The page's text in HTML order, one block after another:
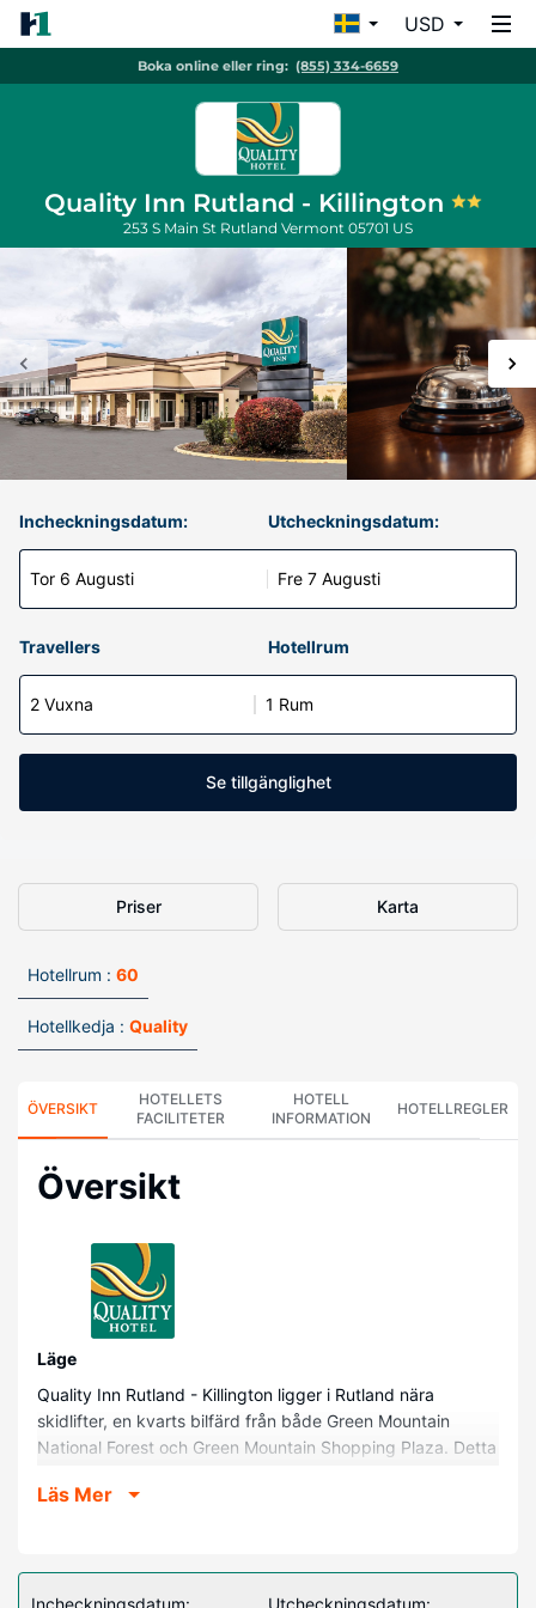
USD
Boka online eller ring: (855) 334-6659
Quality Inn Rutland - Killington
253 S Main St Rutland Vermont 05701 US
Incheckningsdatum:
Tor 6 Augusti
Utcheckningsdatum:
Fre 7 Augusti
Travellers Hotellrum
2 Vuxna 1 Rum
Se tillgänglighet
Priser Karta
Hotellrum : 60
Hotellkedja : Quality
ÖVERSIKT
HOTELLETS
FACILITETER
HOTELL
INFORMATION
HOTELLREGLER
Översikt
Läge
Quality Inn Rutland - Killington ligger i Rutland nära
skidlifter, en kvarts bilfärd från både Green Mountain
National Forest och Green Mountain Shopping Plaza. Detta
Vermont State Fairgrounds.
Känn dig som hemma i ett av de 60 luftkonditionerade
rummen. Sängen i ditt rum har bäddmadrass. Satellit-tv
Läs Mer
Incheckningsdatum: Utcheckningsdatum: